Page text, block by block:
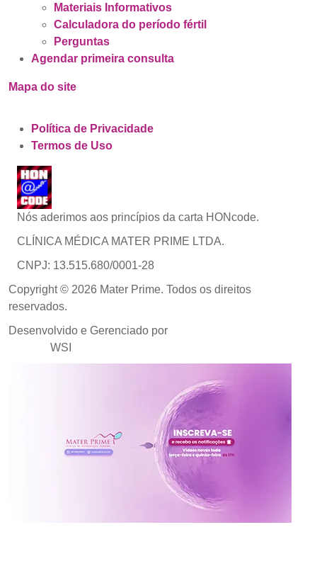
Materiais Informativos
Calculadora do período fértil
Perguntas
Agendar primeira consulta
Mapa do site
Política de Privacidade
Termos de Uso
Nós aderimos aos princípios da carta HONcode.
CLÍNICA MÉDICA MATER PRIME LTDA.
CNPJ: 13.515.680/0001-28
Copyright © 2026 Mater Prime. Todos os direitos
reservados.
Desenvolvido e Gerenciado por
WSI